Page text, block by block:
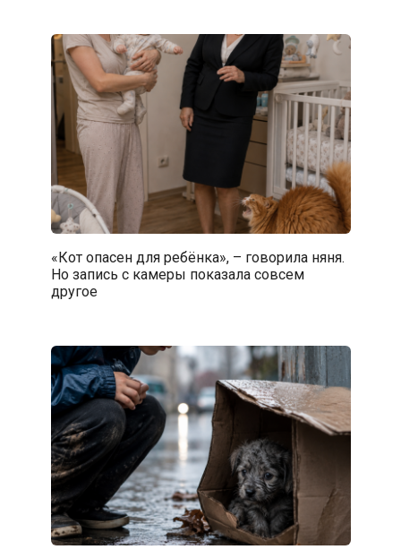
«Кот опасен для ребёнка», – говорила няня.
Но запись с камеры показала совсем
другое